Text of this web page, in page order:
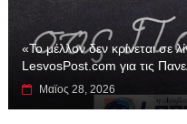
«Το μέλλον δεν κρίνεται σε
LesvosPost.com για τις
Μαϊος 28, 2026